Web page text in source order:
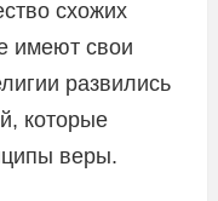
схожих
имеют свои
развились
которые
веры.